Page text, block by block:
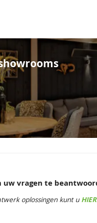
uw vragen te
oplossingen kunt u HIER